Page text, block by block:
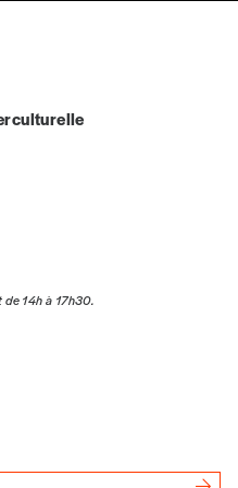
uniquement
numéro
en Belgique
de 14h à 17h30.